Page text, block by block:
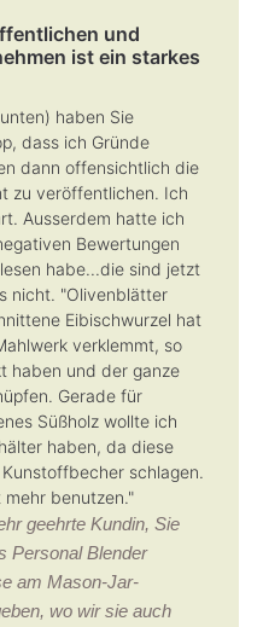
und
ist ein starkes
haben Sie
dass ich Gründe
dann offensichtlich die
zu veröffentlichen. Ich
Ausserdem hatte ich
Bewertungen
habe...die sind jetzt
nicht. "Olivenblätter
Eibischwurzel hat
verklemmt, so
haben und der ganze
Gerade für
Süßholz wollte ich
haben, da diese
schlagen.
benutzen."
geehrte Kundin, Sie
Personal Blender
am Mason-Jar-
wo wir sie auch